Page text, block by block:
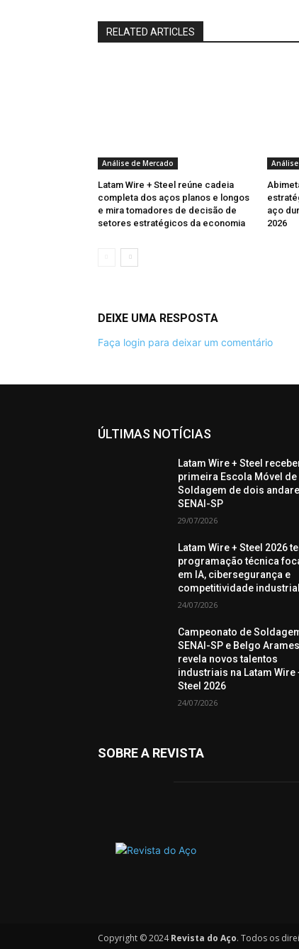
RELATED ARTICLES
Análise de Mercado
Latam Wire + Steel reúne cadeia
completa dos aços planos e longos
e mira tomadores de decisão de
setores estratégicos da economia
aço
2026
DEIXE UMA RESPOSTA
Faça login para deixar um comentário
ÚLTIMAS NOTÍCIAS
Latam Wire + Steel
primeira Escola Móvel de
Soldagem de dois
SENAI-SP
29/07/2026
Latam Wire + Steel 2026
programação técnica
em IA, cibersegurança e
competitividade industrial
24/07/2026
Campeonato de
SENAI-SP e Belgo Arames
revela novos talentos
industriais na Latam Wire
Steel 2026
24/07/2026
SOBRE A REVISTA
Copyright © 2024Revista do Aço. Todos os